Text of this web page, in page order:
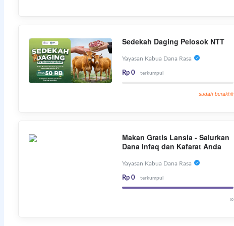
Sedekah Daging Pelosok NTT
Yayasan Kabua Dana Rasa
Rp 0 terkumpul
sudah berakhir
Makan Gratis Lansia - Salurkan
Dana Infaq dan Kafarat Anda
Yayasan Kabua Dana Rasa
Rp 0 terkumpul
∞